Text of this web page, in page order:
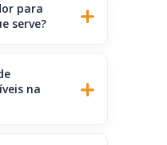
para
serve?
na